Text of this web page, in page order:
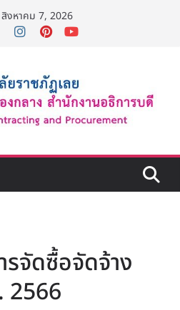
งหาคม 7, 2026
จัดซื้อจัดจ้าง
2566